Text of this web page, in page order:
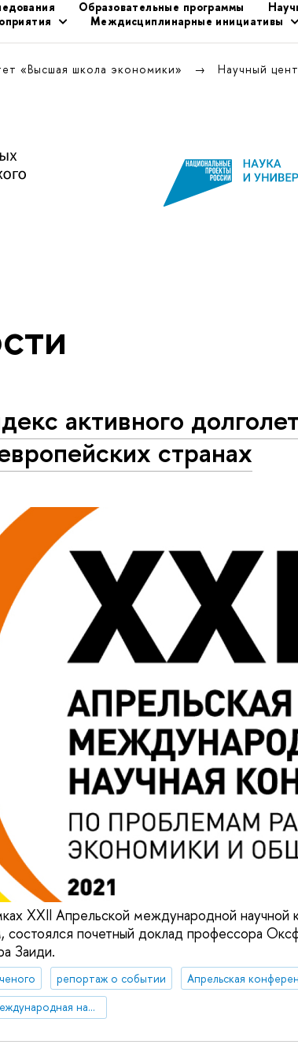
Образовательные программы
Междисциплинарные инициативы
«Высшая школа экономики»
Научный
активного
странах
XXII Апрельской международной научной
почетный доклад профессора
Заиди.
репортаж о событии
Апрельская
XXII Апрельская международная научная конференция по проблемам развития экономики и общества